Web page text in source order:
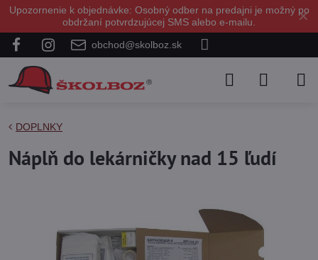
✕
Upozornenie k objednávke: Osobný odber na predajni je možný po
obdržaní potvrdzujúcej SMS alebo e-mailu.
obchod@skolboz.sk
DOPLNKY
Náplň do lekárničky nad 15 ľudí